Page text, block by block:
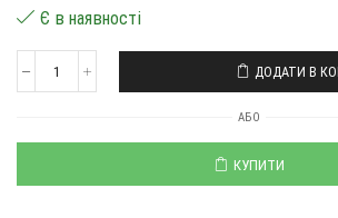
Є в наявності
ДОДАТИ В
АБО
КУПИТИ